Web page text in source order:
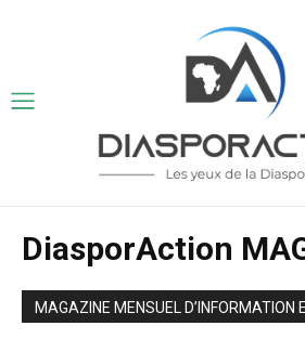
DiasporAction
MAGAZINE MENSUEL D’INFORMATION